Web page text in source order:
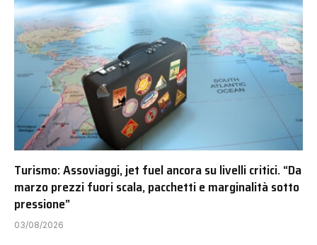
Turismo: Assoviaggi, jet fuel ancora su livelli critici. “Da
marzo prezzi fuori scala, pacchetti e marginalità sotto
pressione”
03/08/2026